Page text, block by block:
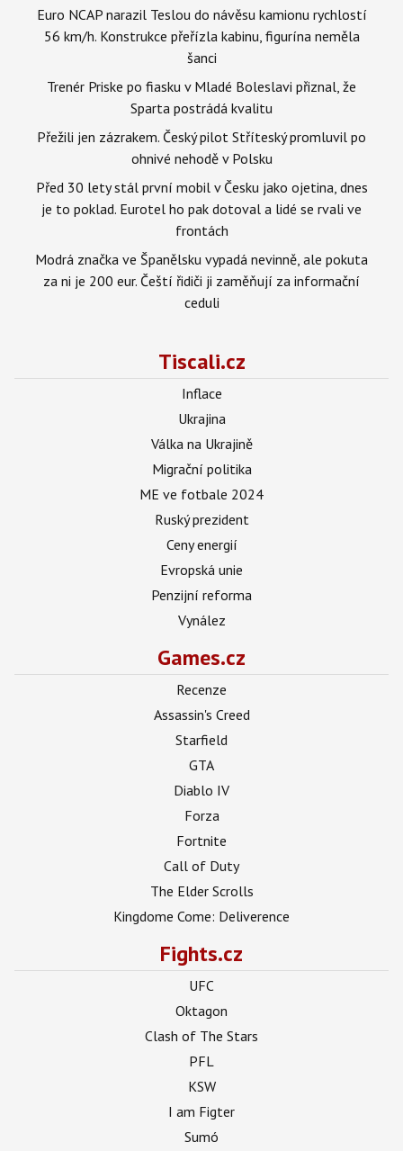
Euro NCAP narazil Teslou do návěsu kamionu rychlostí
56 km/h. Konstrukce přeřízla kabinu, figurína neměla
šanci
Trenér Priske po fiasku v Mladé Boleslavi přiznal, že
Sparta postrádá kvalitu
Přežili jen zázrakem. Český pilot Stříteský promluvil po
ohnivé nehodě v Polsku
Před 30 lety stál první mobil v Česku jako ojetina, dnes
je to poklad. Eurotel ho pak dotoval a lidé se rvali ve
frontách
Modrá značka ve Španělsku vypadá nevinně, ale pokuta
za ni je 200 eur. Čeští řidiči ji zaměňují za informační
ceduli
Tiscali.cz
Inflace
Ukrajina
Válka na Ukrajině
Migrační politika
ME ve fotbale 2024
Ruský prezident
Ceny energií
Evropská unie
Penzijní reforma
Vynález
Games.cz
Recenze
Assassin's Creed
Starfield
GTA
Diablo IV
Forza
Fortnite
Call of Duty
The Elder Scrolls
Kingdome Come: Deliverence
Fights.cz
UFC
Oktagon
Clash of The Stars
PFL
KSW
I am Figter
Sumó